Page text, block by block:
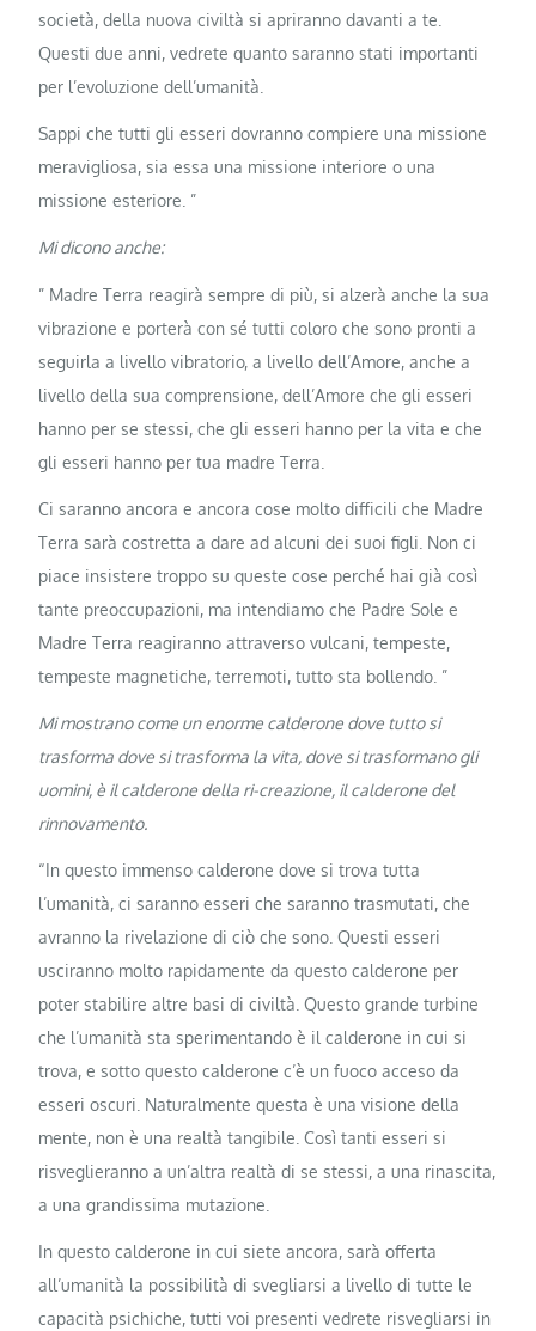
società, della nuova civiltà si apriranno davanti a te.
Questi due anni, vedrete quanto saranno stati importanti
per l’evoluzione dell’umanità.
Sappi che tutti gli esseri dovranno compiere una missione
meravigliosa, sia essa una missione interiore o una
missione esteriore. ”
Mi dicono anche:
” Madre Terra reagirà sempre di più, si alzerà anche la sua
vibrazione e porterà con sé tutti coloro che sono pronti a
seguirla a livello vibratorio, a livello dell’Amore, anche a
livello della sua comprensione, dell’Amore che gli esseri
hanno per se stessi, che gli esseri hanno per la vita e che
gli esseri hanno per tua madre Terra.
Ci saranno ancora e ancora cose molto difficili che Madre
Terra sarà costretta a dare ad alcuni dei suoi figli. Non ci
piace insistere troppo su queste cose perché hai già così
tante preoccupazioni, ma intendiamo che Padre Sole e
Madre Terra reagiranno attraverso vulcani, tempeste,
tempeste magnetiche, terremoti, tutto sta bollendo. ”
Mi mostrano come un enorme calderone dove tutto si
trasforma dove si trasforma la vita, dove si trasformano gli
uomini, è il calderone della ri-creazione, il calderone del
rinnovamento.
“In questo immenso calderone dove si trova tutta
l’umanità, ci saranno esseri che saranno trasmutati, che
avranno la rivelazione di ciò che sono. Questi esseri
usciranno molto rapidamente da questo calderone per
poter stabilire altre basi di civiltà. Questo grande turbine
che l’umanità sta sperimentando è il calderone in cui si
trova, e sotto questo calderone c’è un fuoco acceso da
esseri oscuri. Naturalmente questa è una visione della
mente, non è una realtà tangibile. Così tanti esseri si
risveglieranno a un’altra realtà di se stessi, a una rinascita,
a una grandissima mutazione.
In questo calderone in cui siete ancora, sarà offerta
all’umanità la possibilità di svegliarsi a livello di tutte le
capacità psichiche, tutti voi presenti vedrete risvegliarsi in